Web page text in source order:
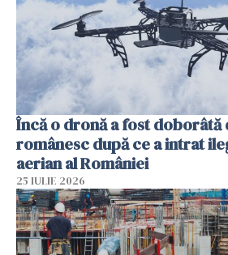
Încă o dronă a fost doborâtă
românesc după ce a intrat
aerian al României
25 IULIE 2026